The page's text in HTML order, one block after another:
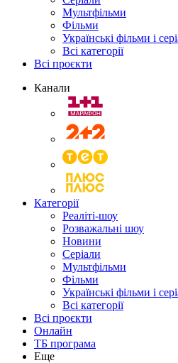
Мультфільми
Фільми
Українські фільми і
Всі категорії
Всі проєкти
Канали
Категорії
Реаліті-шоу
Розважальні шоу
Новини
Серіали
Мультфільми
Фільми
Українські фільми і
Всі категорії
Всі проєкти
Онлайн
ТБ програма
Еще